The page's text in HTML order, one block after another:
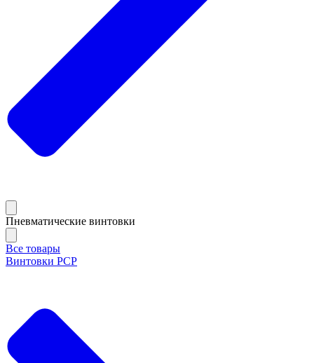
Пневматические винтовки
Все товары
Винтовки PCP